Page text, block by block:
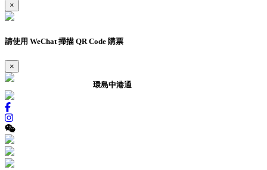
×
請使用 WeChat 掃描 QR Code 購票
×
環島中港通